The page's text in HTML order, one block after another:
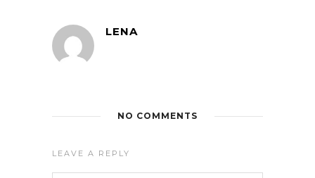
LENA
NO COMMENTS
LEAVE A REPLY